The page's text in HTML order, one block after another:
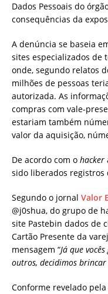
Dados Pessoais do
consequências da
A denúncia se baseia
sites especializados de
onde, segundo relatos
milhões de pessoas
autorizada. As
compras com vale-
estariam também
valor da aquisição,
De acordo com o hacker
sido liberados registros
Segundo o jornal Valor
@j0shua, do grupo de
site Pastebin dados de
Cartão Presente da
mensagem “Já que
outros, decidimos brincar
Conforme revelado